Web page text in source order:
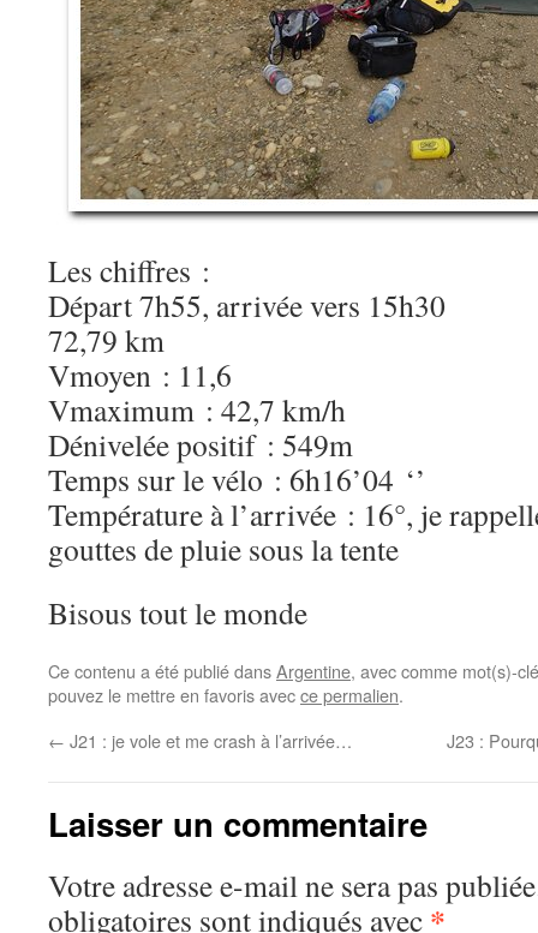
Les chiffres :
Départ 7h55, arrivée vers 15h30
72,79 km
Vmoyen : 11,6
Vmaximum : 42,7 km/h
Dénivelée positif : 549m
Temps sur le vélo : 6h16’04 ‘’
Température à l’arrivée : 16°, je
gouttes de pluie sous la tente
Bisous tout le monde
Ce contenu a été publié dansArgentine, avec comme mot(s)-
pouvez le mettre en favoris avecce permalien.
← J21 : je vole et me crash à l’arrivée… J23 :
Laisser un commentaire
Votre adresse e-mail ne sera pas
obligatoires sont indiqués avec *